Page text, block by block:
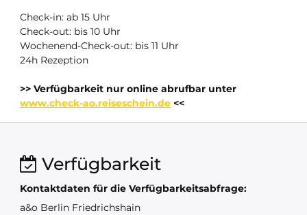
Check-in: ab 15 Uhr
Check-out: bis 10 Uhr
Wochenend-Check-out: bis 11 Uhr
24h Rezeption
>> Verfügbarkeit nur online abrufbar unter
www.check-ao.reiseschein.de <<
Verfügbarkeit
Kontaktdaten für die Verfügbarkeitsabfrage:
a&o Berlin Friedrichshain